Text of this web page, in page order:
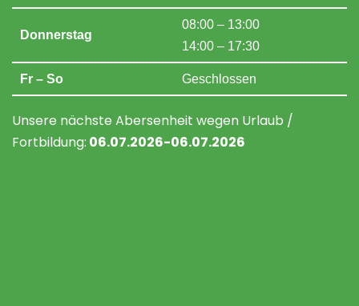
Donnerstag
08:00 – 13:00
14:00 – 17:30
Fr – So Geschlossen
Unsere nächste Abersenheit wegen Urlaub /
Fortbildung: 06.07.2026-06.07.2026